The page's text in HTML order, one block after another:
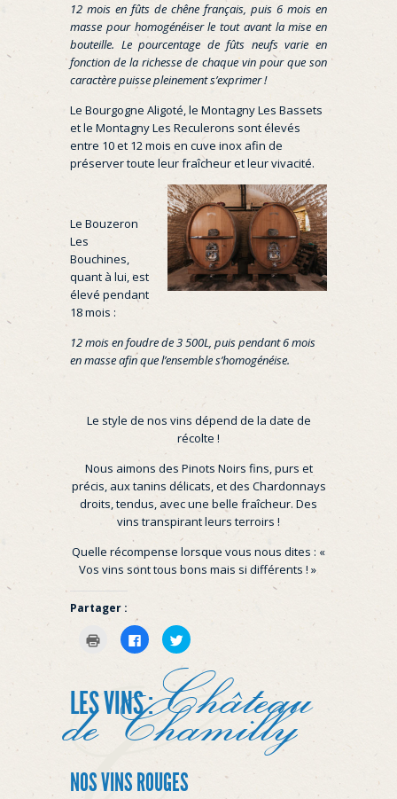
12 mois en fûts de chêne français, puis 6 mois en
masse pour homogénéiser le tout avant la mise en
bouteille. Le pourcentage de fûts neufs varie en
fonction de la richesse de chaque vin pour que son
caractère puisse pleinement s’exprimer !
Le Bourgogne Aligoté, le Montagny Les Bassets
et le Montagny Les Reculerons sont élevés
entre 10 et 12 mois en cuve inox afin de
préserver toute leur fraîcheur et leur vivacité.
Le Bouzeron
Les
Bouchines,
quant à lui, est
élevé pendant
18 mois :
12 mois en foudre de 3 500L, puis pendant 6 mois
en masse afin que l’ensemble s’homogénéise.
Le style de nos vins dépend de la date de
récolte !
Nous aimons des Pinots Noirs fins, purs et
précis, aux tanins délicats, et des Chardonnays
droits, tendus, avec une belle fraîcheur. Des
vins transpirant leurs terroirs !
Quelle récompense lorsque vous nous dites : «
Vos vins sont tous bons mais si différents ! »
Partager :
Cliquer
pour
imprimer(ouvre
nouvelle
fenêtre)
Cliquez
pour
partager
Facebook(ouvre
dans
une
nouvelle
fenêtre)
Cliquez
pour
sur
Twitter(ouvre
dans
une
nouvelle
fenêtre)
LES VINS :Château
de Chamilly
NOS VINS ROUGES